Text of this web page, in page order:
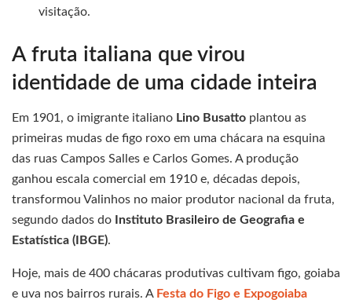
visitação.
A fruta italiana que virou
identidade de uma cidade inteira
Em 1901, o imigrante italiano Lino Busatto plantou as
primeiras mudas de figo roxo em uma chácara na esquina
das ruas Campos Salles e Carlos Gomes. A produção
ganhou escala comercial em 1910 e, décadas depois,
transformou Valinhos no maior produtor nacional da fruta,
segundo dados do
Instituto Brasileiro de Geografia e
Estatística (IBGE).
Hoje, mais de 400 chácaras produtivas cultivam figo, goiaba
e uva nos bairros rurais. A Festa do Figo e Expogoiaba